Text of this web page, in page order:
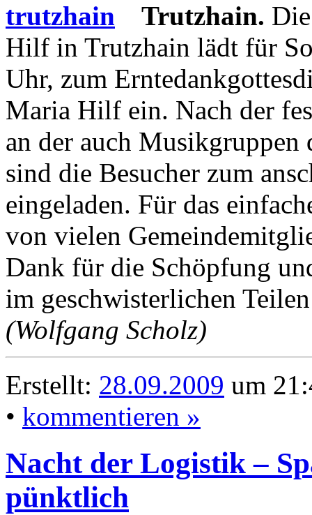
Trutzhain.
Hilf in Trutzhain lädt für
Uhr, zum
Maria Hilf ein. Nach der
an der auch
sind die Besucher zum
eingeladen. Für das
von vielen
Dank für die Schöpfung
im geschwisterlichen
(Wolfgang Scholz)
Erstellt: 28.09.2009 um
• kommentieren »
Nacht der Logistik –
pünktlich